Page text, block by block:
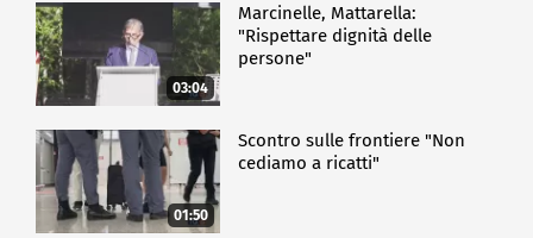
03:04
Marcinelle, Mattarella:
"Rispettare dignità delle
persone"
01:50
Scontro sulle frontiere "Non
cediamo a ricatti"